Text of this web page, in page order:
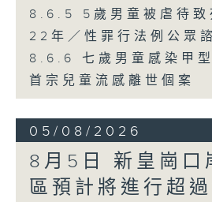
8.6.5 5歲男童被虐待
22年／性罪行法例公眾
8.6.6 七歲男童感染甲
首宗兒童流感離世個案
05/08/2026
8月5日 新皇崗口
區預計將進行超